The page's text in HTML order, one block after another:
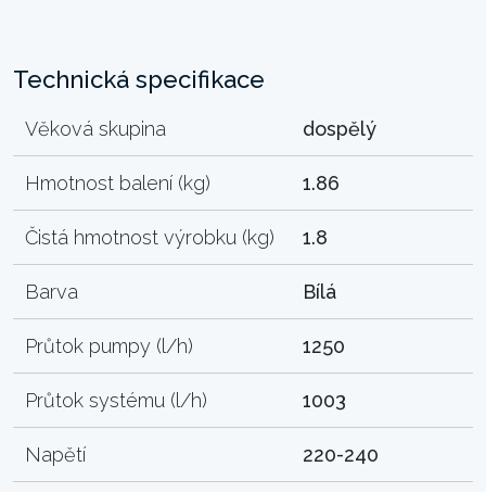
Technická specifikace
Věková skupina dospělý
Hmotnost balení (kg) 1.86
Čistá hmotnost výrobku (kg) 1.8
Barva Bílá
Průtok pumpy (l/h) 1250
Průtok systému (l/h) 1003
Napětí 220-240